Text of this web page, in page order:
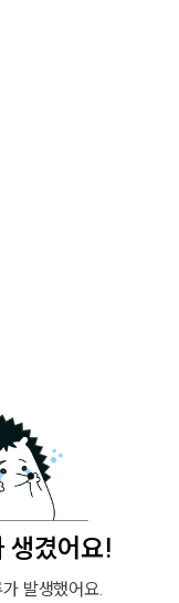
생겼어요!
발생했어요.